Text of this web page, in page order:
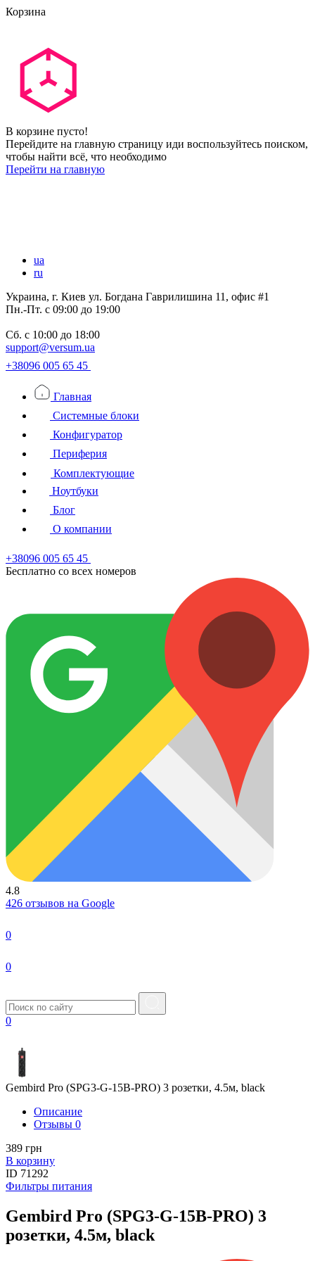
Корзина
В корзине пусто!
Перейдите на главную страницу иди воспользуйтесь поиском,
чтобы найти всё, что необходимо
Перейти на главную
ua
ru
Украина, г. Киев ул. Богдана Гаврилишина 11, офис #1
Пн.-Пт. с 09:00 до 19:00
Сб. с 10:00 до 18:00
support@versum.ua
+38096 005 65 45
Главная
Системные блоки
Конфигуратор
Периферия
Комплектующие
Ноутбуки
Блог
О компании
+38096 005 65 45
Бесплатно со всех номеров
4.8
426 отзывов на Google
0
0
0
Gembird Pro (SPG3-G-15B-PRO) 3 розетки, 4.5м, black
Описание
Отзывы 0
389 грн
В корзину
ID 71292
Фильтры питания
Gembird Pro (SPG3-G-15B-PRO) 3
розетки, 4.5м, black